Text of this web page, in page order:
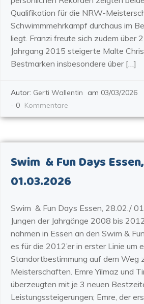
Qualifikation für die NRW-
Schwimmmehrkampf durchaus im
liegt. Franzi freute sich zudem über
Jahrgang 2015 steigerte Malte
Bestmarken insbesondere über […]
Autor: Gerti Wallentin am 03/03/2026
- 0 Kommentare
Swim & Fun Days
01.03.2026
Swim & Fun Days Essen, 28.02./
Jungen der Jahrgänge 2008 bis
nahmen in Essen an den Swim &
es für die 2012’er in erster Linie um
Standortbestimmung auf dem Weg
Meisterschaften. Emre Yilmaz und
überzeugten mit je 3 neuen
Leistungssteigerungen; Emre, der